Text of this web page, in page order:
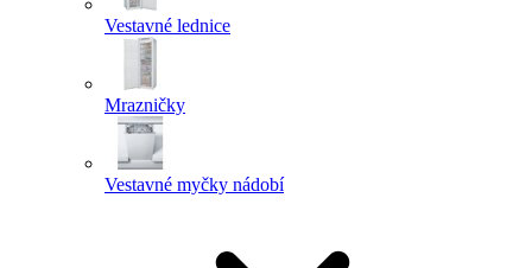
Vestavné lednice
Mrazničky
Vestavné myčky nádobí